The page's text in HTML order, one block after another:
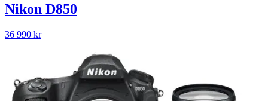
Nikon D850
36 990 kr